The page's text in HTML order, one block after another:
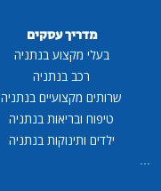
מדריך עסקים
בעלי מקצוע בנתניה
רכב בנתניה
שרותים מקצועיים בנתניה
טיפוח ובריאות בנתניה
ילדים ותינוקות בנתניה
...